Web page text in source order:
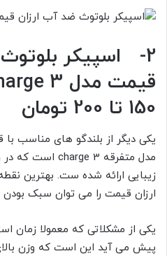
2-
اسپیکر
قیمت مدل
150 تا 200 تومان
مدل متفرقه charge 3 است که در
زیبایی ارائه شده ست. بهترین
ارزان قیمت را می توان سبک
یکی از مشکلاتی که معمولا زمان
پیش می آید این است که وزن